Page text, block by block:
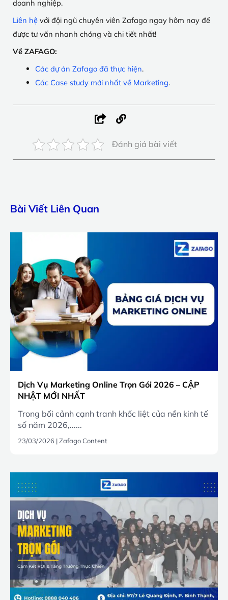
doanh nghiệp.
Liên hệ với đội ngũ chuyên viên Zafago ngay hôm nay để
được tư vấn nhanh chóng và chi tiết nhất!
Về ZAFAGO:
Các dự án Zafago đã thực hiện.
Các Case study mới nhất về Marketing.
Đánh giá bài viết
Bài Viết Liên Quan
Dịch Vụ Marketing Online Trọn Gói 2026 – CẬP
NHẬT MỚI NHẤT
Trong bối cảnh cạnh tranh khốc liệt của nền kinh tế
số năm 2026,......
23/03/2026 |Zafago Content